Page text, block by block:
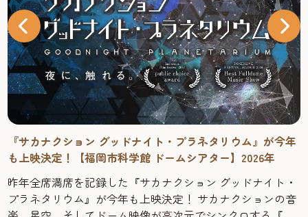
『サカナクション グッドナイト・プラネタリウム』が今年
も上映決定！【福岡市科学館 ドームシアター】2026年
昨年全席満席を記録した『サカナクション グッドナイト・
プラネタリウム』が今年も上映決定！ サカナクションの音